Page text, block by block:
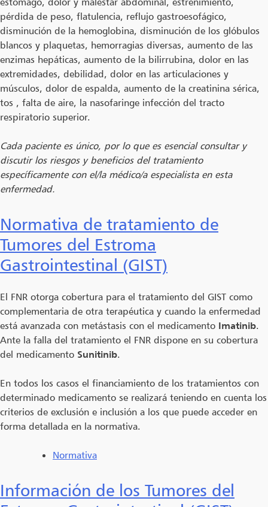
pérdida de peso, flatulencia, reflujo gastroesofágico,
disminución de la hemoglobina, disminución de los glóbulos
blancos y plaquetas, hemorragias diversas, aumento de las
enzimas hepáticas, aumento de la bilirrubina, dolor en las
extremidades, debilidad, dolor en las articulaciones y
músculos, dolor de espalda, aumento de la creatinina sérica,
tos , falta de aire, la nasofaringe infección del tracto
respiratorio superior.
Cada paciente es único, por lo que es esencial consultar y
discutir los riesgos y beneficios del tratamiento
específicamente con el/la médico/a especialista en esta
enfermedad.
Normativa de tratamiento de
Tumores del Estroma
Gastrointestinal (GIST)
El FNR otorga cobertura para el tratamiento del GIST como
complementaria de otra terapéutica y cuando la enfermedad
está avanzada con metástasis con el medicamento Imatinib.
Ante la falla del tratamiento el FNR dispone en su cobertura
del medicamento Sunitinib.
En todos los casos el financiamiento de los tratamientos con
determinado medicamento se realizará teniendo en cuenta los
criterios de exclusión e inclusión a los que puede acceder en
forma detallada en la normativa.
Normativa
Información de los Tumores del